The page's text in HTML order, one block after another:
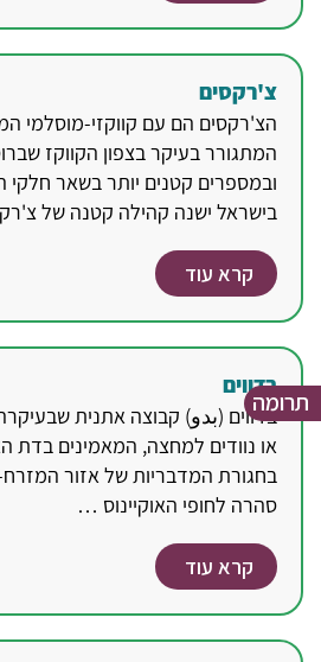
צ'רקסים
המתגורר בעיקר בצפון הקווקז
ובמספרים קטנים יותר בשאר חלקי
בישראל ישנה קהילה קטנה של
קרא עוד
בדווים
בדווים (بدو) קבוצה אתנית
או נוודים למחצה, המאמינים
בחגורת המדבריות של אזור
סהרה לחופי האוקיינוס …
קרא עוד
תרומה